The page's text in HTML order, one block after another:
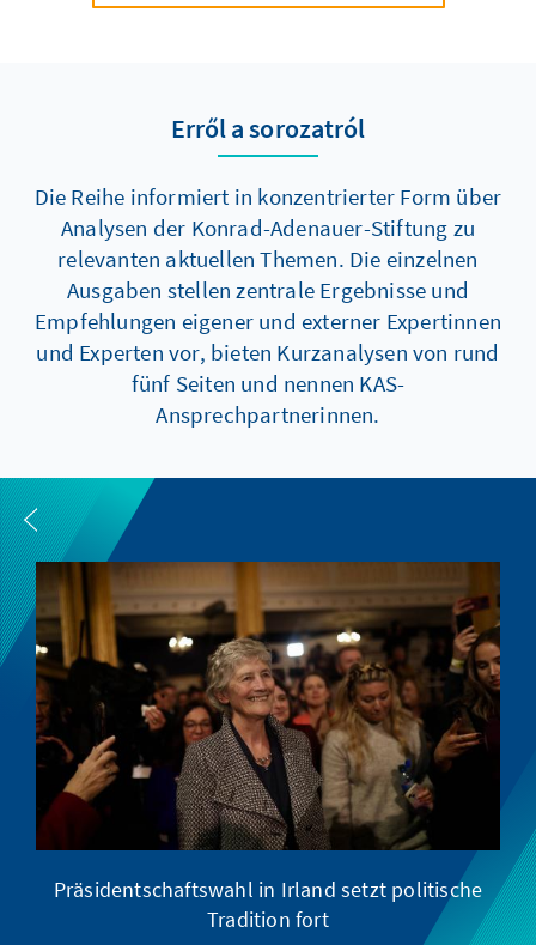
Erről a sorozatról
Die Reihe informiert in konzentrierter Form über
Analysen der Konrad-Adenauer-Stiftung zu
relevanten aktuellen Themen. Die einzelnen
Ausgaben stellen zentrale Ergebnisse und
Empfehlungen eigener und externer Expertinnen
und Experten vor, bieten Kurzanalysen von rund
fünf Seiten und nennen KAS-
Ansprechpartnerinnen.
Präsidentschaftswahl in Irland setzt politische
Tradition fort